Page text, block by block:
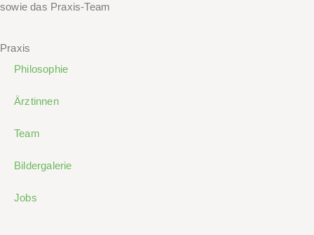
sowie das Praxis-Team
Praxis
Philosophie
Ärztinnen
Team
Bildergalerie
Jobs